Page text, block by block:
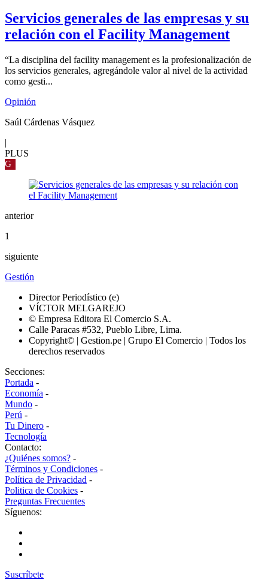
Servicios generales de las empresas y su
relación con el Facility Management
“La disciplina del facility management es la profesionalización de
los servicios generales, agregándole valor al nivel de la actividad
como gesti...
Opinión
Saúl Cárdenas Vásquez
|
PLUS
G
anterior
1
siguiente
Gestión
Director Periodístico (e)
VÍCTOR MELGAREJO
© Empresa Editora El Comercio S.A.
Calle Paracas #532, Pueblo Libre, Lima.
Copyright© | Gestion.pe | Grupo El Comercio | Todos los
derechos reservados
Secciones:
Portada -
Economía -
Mundo -
Perú -
Tu Dinero -
Tecnología
Contacto:
¿Quiénes somos? -
Términos y Condiciones -
Política de Privacidad -
Politica de Cookies -
Preguntas Frecuentes
Síguenos:
Suscríbete